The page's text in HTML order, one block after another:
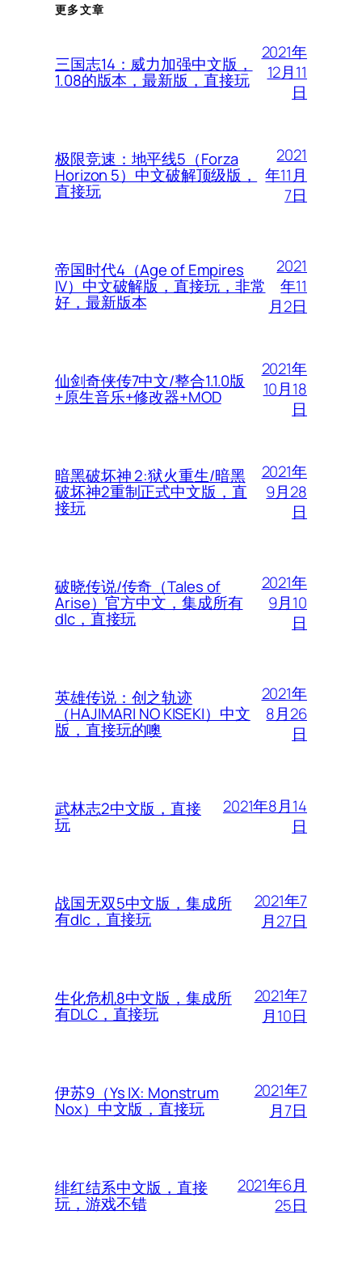
更多文章
三国志14：威力加强中文版，
1.08的版本，最新版，直接玩
2021年
12月11
日
极限竞速：地平线5（Forza
Horizon 5）中文破解顶级版，
直接玩
2021
年11月
7日
帝国时代4（Age of Empires
IV）中文破解版，直接玩，非常
好，最新版本
2021
年11
月2日
仙剑奇侠传7中文/整合1.1.0版
+原生音乐+修改器+MOD
2021年
10月18
日
暗黑破坏神 2:狱火重生/暗黑
破坏神2重制正式中文版，直
接玩
2021年
9月28
日
破晓传说/传奇（Tales of
Arise）官方中文，集成所有
dlc，直接玩
2021年
9月10
日
英雄传说：创之轨迹
（HAJIMARI NO KISEKI）中文
版，直接玩的噢
2021年
8月26
日
武林志2中文版，直接
玩
2021年8月14
日
战国无双5中文版，集成所
有dlc，直接玩
2021年7
月27日
生化危机8中文版，集成所
有DLC，直接玩
2021年7
月10日
伊苏9（Ys IX: Monstrum
Nox）中文版，直接玩
2021年7
月7日
绯红结系中文版，直接
玩，游戏不错
2021年6月
25日